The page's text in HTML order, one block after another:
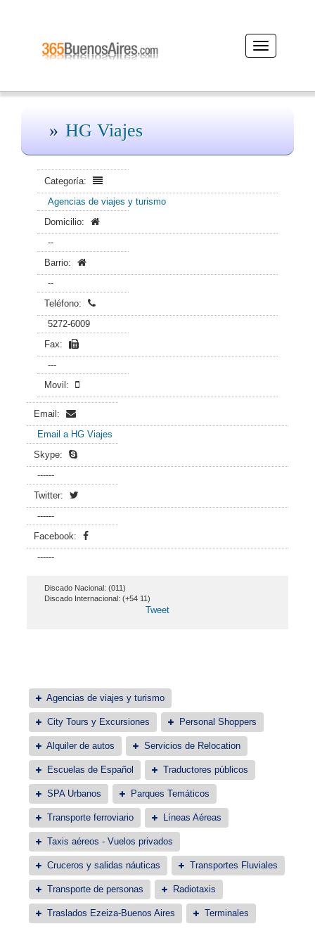
Desplegar
navegación
HG Viajes
Categoría:
Agencias de viajes y turismo
Domicilio:
--
Barrio:
--
Teléfono:
5272-6009
Fax:
---
Movil:
Email:
Email a HG Viajes
Skype:
------
Twitter:
------
Facebook:
------
Discado Nacional: (011)
Discado Internacional: (+54 11)
Tweet
Agencias de viajes y turismo
City Tours y Excursiones Personal Shoppers
Alquiler de autos Servicios de Relocation
Escuelas de Español Traductores públicos
SPA Urbanos Parques Temáticos
Transporte ferroviario Líneas Aéreas
Taxis aéreos - Vuelos privados
Cruceros y salidas náuticas Transportes Fluviales
Transporte de personas Radiotaxis
Traslados Ezeiza-Buenos Aires Terminales